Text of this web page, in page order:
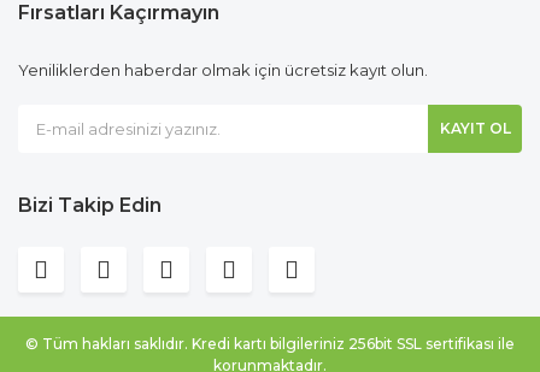
Fırsatları Kaçırmayın
Yeniliklerden haberdar olmak için ücretsiz kayıt olun.
KAYIT OL
Bizi Takip Edin
© Tüm hakları saklıdır. Kredi kartı bilgileriniz 256bit SSL sertifikası ile
korunmaktadır.